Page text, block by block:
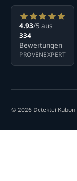
4.93/5 aus
334
Bewertungen
PROVENEXPERT
© 2026 Detektei Kubon